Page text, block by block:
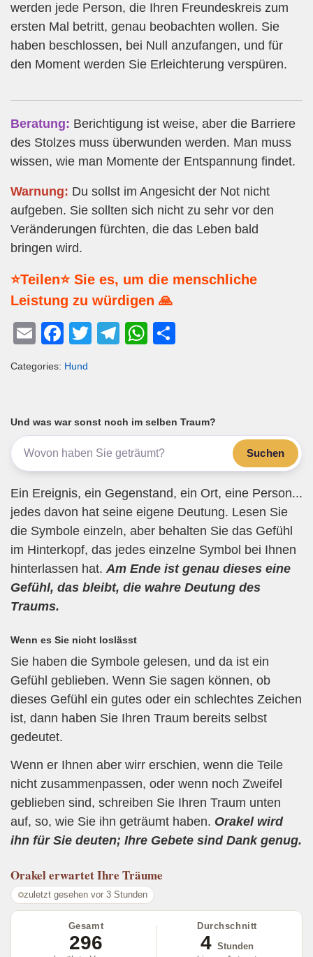
werden jede Person, die Ihren Freundeskreis zum
ersten Mal betritt, genau beobachten wollen. Sie
haben beschlossen, bei Null anzufangen, und für
den Moment werden Sie Erleichterung verspüren.
Beratung: Berichtigung ist weise, aber die Barriere
des Stolzes muss überwunden werden. Man muss
wissen, wie man Momente der Entspannung findet.
Warnung: Du sollst im Angesicht der Not nicht
aufgeben. Sie sollten sich nicht zu sehr vor den
Veränderungen fürchten, die das Leben bald
bringen wird.
⭐Teilen⭐ Sie es, um die menschliche
Leistung zu würdigen 🙏
E
ail
F
c
b
o
o
k
T
T
a
m
W
A
p
p
Categories: Hund
Und was war sonst noch im selben Traum?
Suchen
Ein Ereignis, ein Gegenstand, ein Ort, eine Person...
jedes davon hat seine eigene Deutung. Lesen Sie
die Symbole einzeln, aber behalten Sie das Gefühl
im Hinterkopf, das jedes einzelne Symbol bei Ihnen
hinterlassen hat. Am Ende ist genau dieses eine
Gefühl, das bleibt, die wahre Deutung des
Traums.
Wenn es Sie nicht loslässt
Sie haben die Symbole gelesen, und da ist ein
Gefühl geblieben. Wenn Sie sagen können, ob
dieses Gefühl ein gutes oder ein schlechtes Zeichen
ist, dann haben Sie Ihren Traum bereits selbst
gedeutet.
Wenn er Ihnen aber wirr erschien, wenn die Teile
nicht zusammenpassen, oder wenn noch Zweifel
geblieben sind, schreiben Sie Ihren Traum unten
auf, so, wie Sie ihn geträumt haben. Orakel wird
ihn für Sie deuten; Ihre Gebete sind Dank genug.
Orakelerwartet Ihre Träume
zuletzt gesehen vor 3 Stunden
Gesamt
296
Durchschnitt
4 Stunden